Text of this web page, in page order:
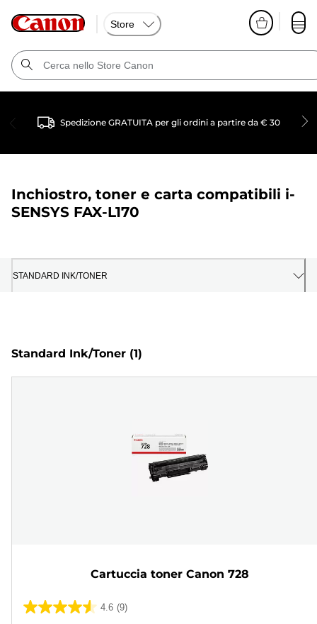
Store
Spedizione GRATUITA per gli ordini a partire da € 30
Inchiostro, toner e carta compatibili i-
SENSYS FAX-L170
STANDARD INK/TONER
Standard Ink/Toner (1)
Cartuccia toner Canon 728
4.6 (9)
4.6